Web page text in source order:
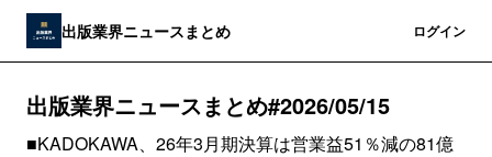
出版業界ニュースまとめ ログイン
出版業界ニュースまとめ#2026/05/15
■KADOKAWA、26年3月期決算は営業益51％減の81億